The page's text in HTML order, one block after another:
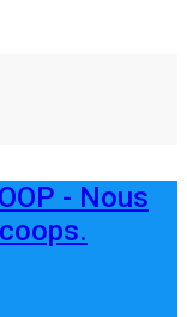
- Nous